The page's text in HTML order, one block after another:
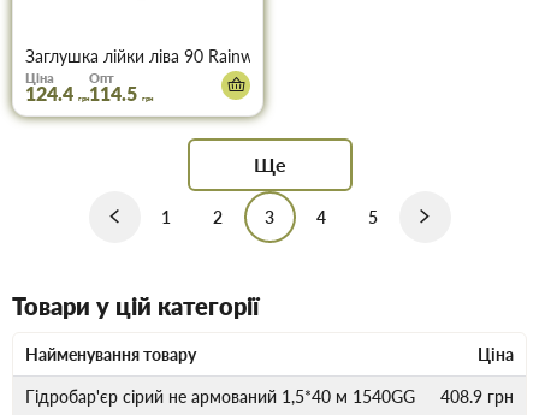
Заглушка лійки ліва 90 Rainway графіт
Ціна
124.4 грн
Опт
114.5 грн
Ще
1 2 3 4 5
Товари у цій категорії
Найменування товару Ціна
Гідробар'єр сірий не армований 1,5*40 м 1540GG 408.9 грн